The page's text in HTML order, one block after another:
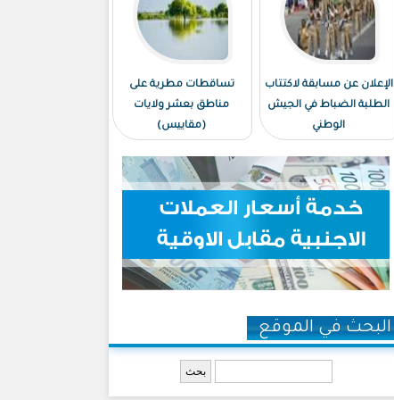
الإعلان عن مسابقة لاكتتاب
الطلبة الضباط في الجيش
الوطني
تساقطات مطرية على
مناطق بعشر ولايات
(مقاييس)
البحث في الموقع